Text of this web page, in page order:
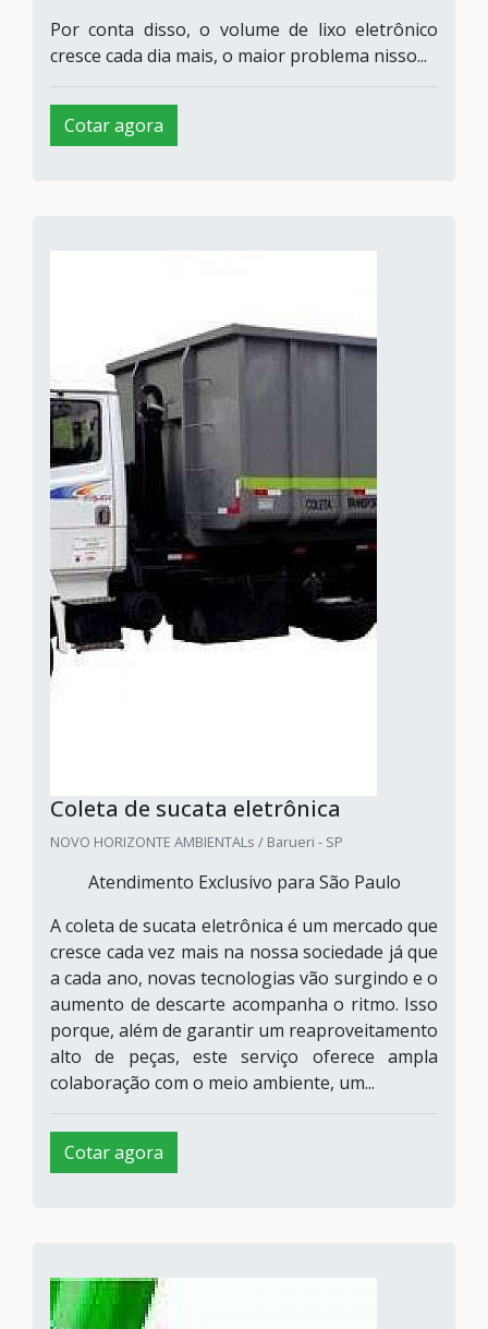
Por conta disso, o volume de lixo eletrônico
cresce cada dia mais, o maior problema nisso...
Cotar agora
Coleta de sucata eletrônica
NOVO HORIZONTE AMBIENTALs / Barueri - SP
Atendimento Exclusivo para São Paulo
A coleta de sucata eletrônica é um mercado que
cresce cada vez mais na nossa sociedade já que
a cada ano, novas tecnologias vão surgindo e o
aumento de descarte acompanha o ritmo. Isso
porque, além de garantir um reaproveitamento
alto de peças, este serviço oferece ampla
colaboração com o meio ambiente, um...
Cotar agora